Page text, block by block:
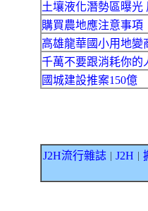
土壤液化潛勢區曝光
購買農地應注意事項
高雄龍華國小用地
千萬不要跟消耗你的
國城建設推案150億
J2H流行雜誌 J2H